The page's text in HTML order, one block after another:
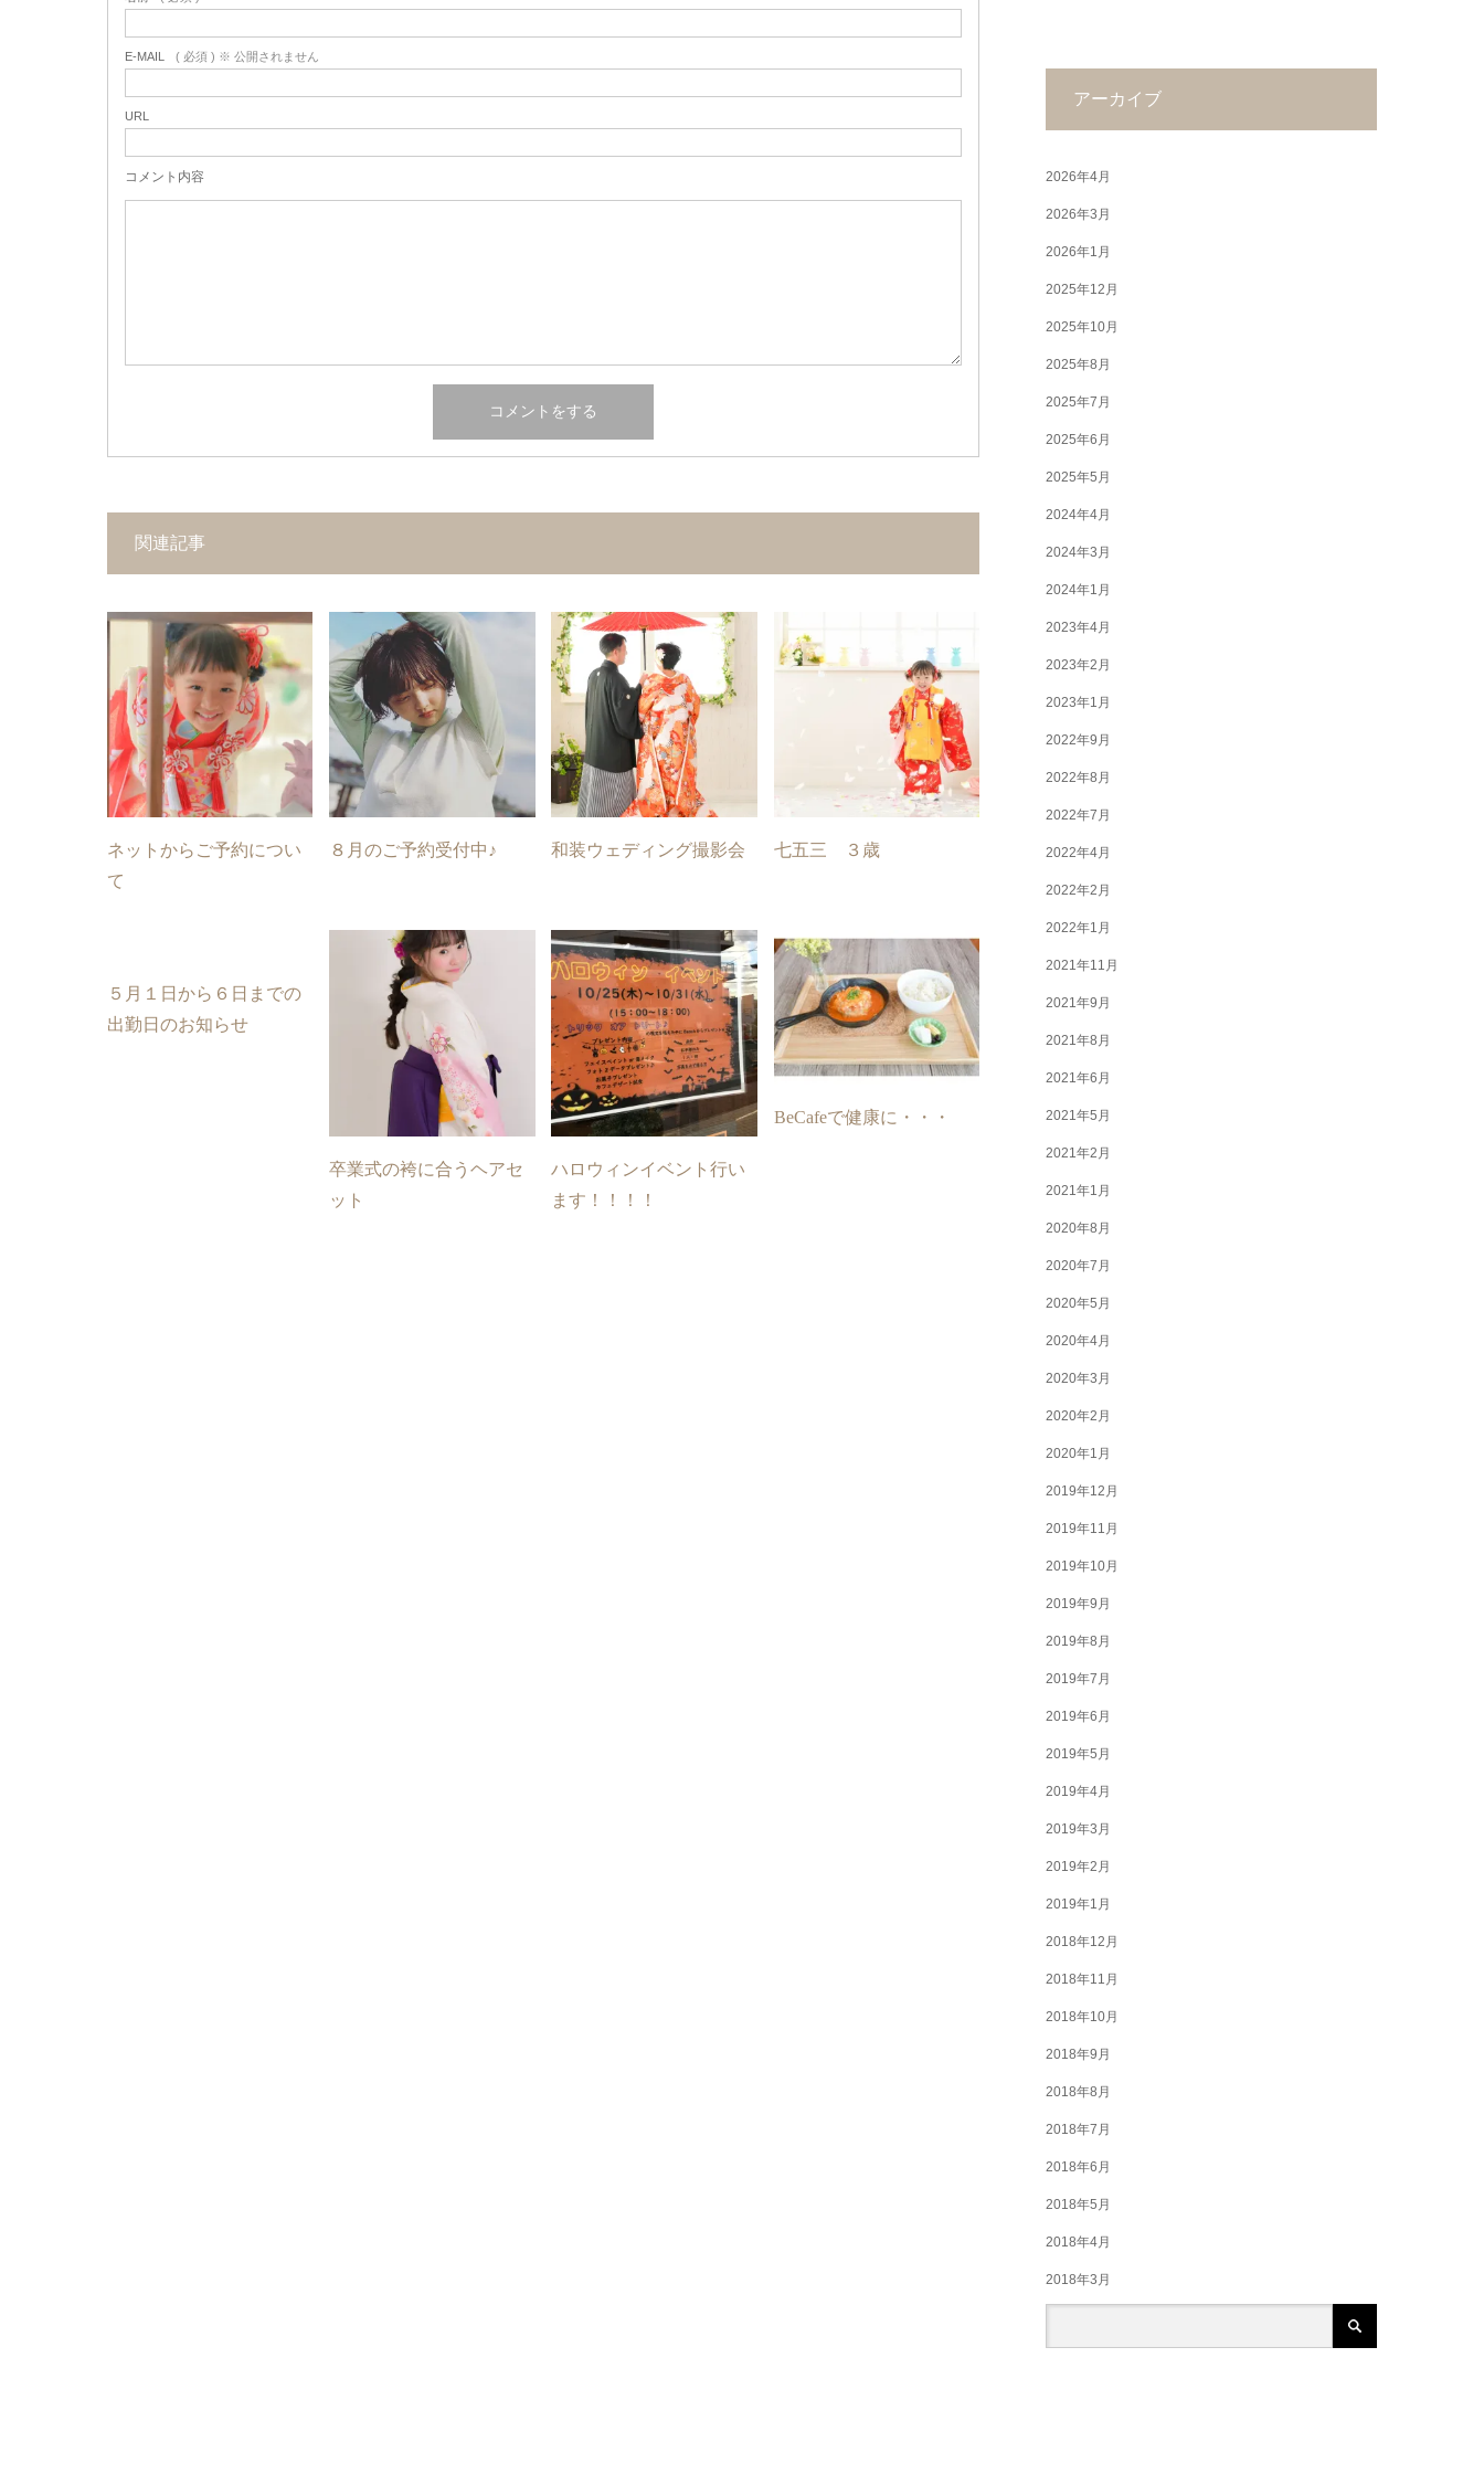
E-MAIL ( 必須 ) ※ 公開されません
URL
コメント内容
関連記事
ネットからご予約につい
て
８月のご予約受付中♪ 和装ウェディング撮影会 七五三 ３歳
５月１日から６日までの
出勤日のお知らせ
卒業式の袴に合うヘアセ
ット
ハロウィンイベント行い
ます！！！！
BeCafeで健康に・・・
アーカイブ
2026年4月
2026年3月
2026年1月
2025年12月
2025年10月
2025年8月
2025年7月
2025年6月
2025年5月
2024年4月
2024年3月
2024年1月
2023年4月
2023年2月
2023年1月
2022年9月
2022年8月
2022年7月
2022年4月
2022年2月
2022年1月
2021年11月
2021年9月
2021年8月
2021年6月
2021年5月
2021年2月
2021年1月
2020年8月
2020年7月
2020年5月
2020年4月
2020年3月
2020年2月
2020年1月
2019年12月
2019年11月
2019年10月
2019年9月
2019年8月
2019年7月
2019年6月
2019年5月
2019年4月
2019年3月
2019年2月
2019年1月
2018年12月
2018年11月
2018年10月
2018年9月
2018年8月
2018年7月
2018年6月
2018年5月
2018年4月
2018年3月